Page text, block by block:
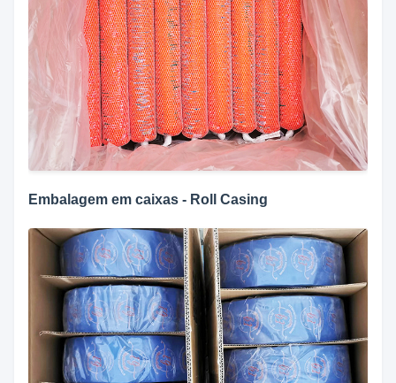
Embalagem em caixas - Roll Casing